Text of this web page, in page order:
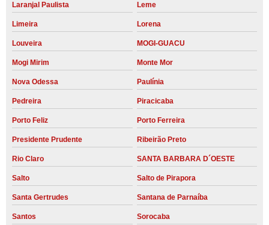
Laranjal Paulista Leme
Limeira Lorena
Louveira MOGI-GUACU
Mogi Mirim Monte Mor
Nova Odessa Paulínia
Pedreira Piracicaba
Porto Feliz Porto Ferreira
Presidente Prudente Ribeirão Preto
Rio Claro SANTA BARBARA D´OESTE
Salto Salto de Pirapora
Santa Gertrudes Santana de Parnaíba
Santos Sorocaba